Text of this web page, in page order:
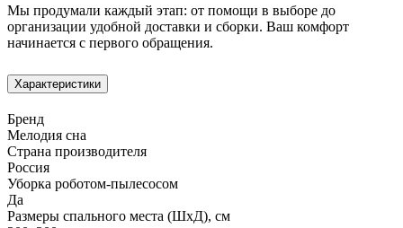
Мы продумали каждый этап: от помощи в выборе до
организации удобной доставки и сборки. Ваш комфорт
начинается с первого обращения.
Характеристики
Бренд
Мелодия сна
Страна производителя
Россия
Уборка роботом-пылесосом
Да
Размеры спального места (ШхД), см